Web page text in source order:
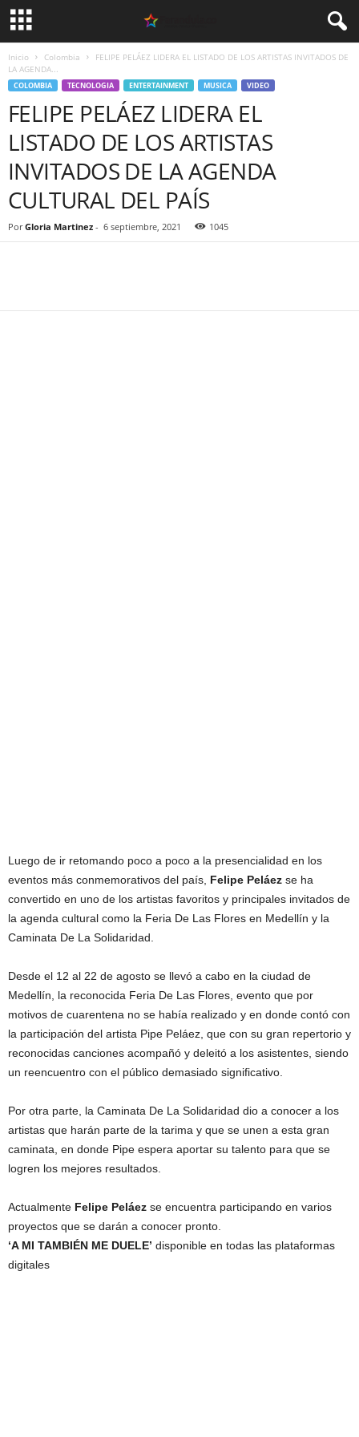
Inicio Colombia
FELIPE PELÁEZ LIDERA EL LISTADO DE LOS ARTISTAS INVITADOS DE
LA AGENDA...
COLOMBIA TECNOLOGIA ENTERTAINMENT MUSICA VIDEO
FELIPE PELÁEZ LIDERA EL
LISTADO DE LOS ARTISTAS
INVITADOS DE LA AGENDA
CULTURAL DEL PAÍS
Por Gloria Martinez - 6 septiembre, 2021 1045
Luego de ir retomando poco a poco a la presencialidad en los
eventos más conmemorativos del país, Felipe Peláez se ha
convertido en uno de los artistas favoritos y principales invitados de
la agenda cultural como la Feria De Las Flores en Medellín y la
Caminata De La Solidaridad.
Desde el 12 al 22 de agosto se llevó a cabo en la ciudad de
Medellín, la reconocida Feria De Las Flores, evento que por
motivos de cuarentena no se había realizado y en donde contó con
la participación del artista Pipe Peláez, que con su gran repertorio y
reconocidas canciones acompañó y deleitó a los asistentes, siendo
un reencuentro con el público demasiado significativo.
Por otra parte, la Caminata De La Solidaridad dio a conocer a los
artistas que harán parte de la tarima y que se unen a esta gran
caminata, en donde Pipe espera aportar su talento para que se
logren los mejores resultados.
Actualmente Felipe Peláez se encuentra participando en varios
proyectos que se darán a conocer pronto.
‘A MI TAMBIÉN ME DUELE’ disponible en todas las plataformas
digitales